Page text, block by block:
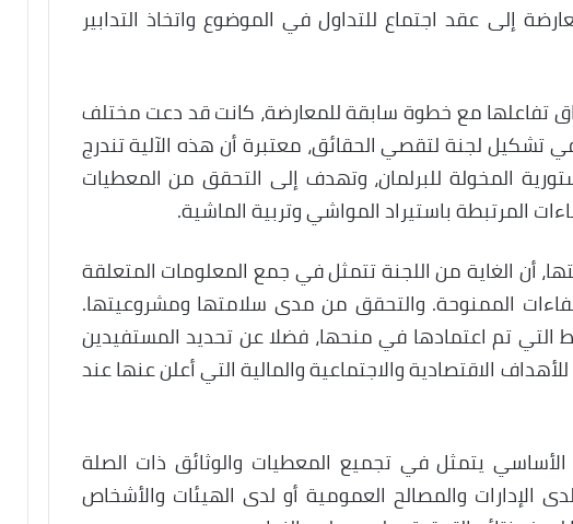
إلى عقد اجتماع للتداول في الموضوع واتخاذ التدابير
تفاعلها مع خطوة سابقة للمعارضة، كانت قد دعت مختلف
في تشكيل لجنة لتقصي الحقائق، معتبرة أن هذه الآلية تندرج
المخولة للبرلمان، وتهدف إلى التحقق من المعطيات
المرتبطة باستيراد المواشي وتربية الماشية.
أن الغاية من اللجنة تتمثل في جمع المعلومات المتعلقة
الممنوحة. والتحقق من مدى سلامتها ومشروعيتها.
التي تم اعتمادها في منحها، فضلا عن تحديد المستفيدين
الاقتصادية والاجتماعية والمالية التي أعلن عنها عند
يتمثل في تجميع المعطيات والوثائق ذات الصلة
الإدارات والمصالح العمومية أو لدى الهيئات والأشخاص